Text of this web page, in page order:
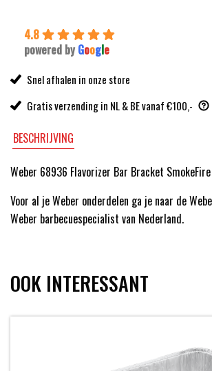
4.8
powered by Google
Snel afhalen in onze store
Gratis verzending in NL & BE vanaf €100,-
BESCHRIJVING
Weber 68936 Flavorizer Bar Bracket SmokeFire
Voor al je Weber onderdelen ga je naar de
Weber barbecuespecialist van Nederland.
OOK INTERESSANT